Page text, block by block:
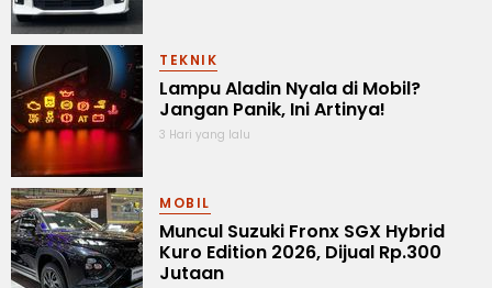
TEKNIK
Lampu Aladin Nyala di Mobil?
Jangan Panik, Ini Artinya!
3 Hari yang lalu
MOBIL
Muncul Suzuki Fronx SGX Hybrid
Kuro Edition 2026, Dijual Rp.300
Jutaan